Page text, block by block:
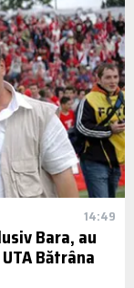
14:49
Bara, au
Bătrâna